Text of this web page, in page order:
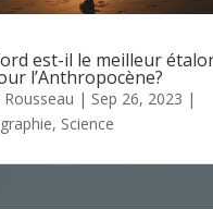
est-il le meilleur
l’Anthropocène?
| Sep 26, 2023 |
, Science